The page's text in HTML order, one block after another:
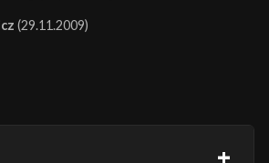
(29.11.2009)